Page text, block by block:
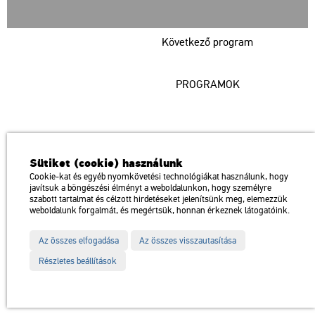
Következő program
PROGRAMOK
a Magyar Művészeti Akadémia intézménye
1146 Budapest, Dózsa György út 37.
Megközelíthető: Millenniumi Földalatti Vasút – Hősök tere megálló
Trolibusz: 75, 79 / Autóbusz: 20, 30, 105
Impresszum Sitemap Adatvédelem
térkép
Sütiket (cookie) használunk
Cookie-kat és egyéb nyomkövetési technológiákat használunk, hogy
javítsuk a böngészési élményt a weboldalunkon, hogy személyre
szabott tartalmat és célzott hirdetéseket jelenítsünk meg, elemezzük
weboldalunk forgalmát, és megértsük, honnan érkeznek látogatóink.
Az összes elfogadása
Az összes visszautasítása
Részletes beállítások